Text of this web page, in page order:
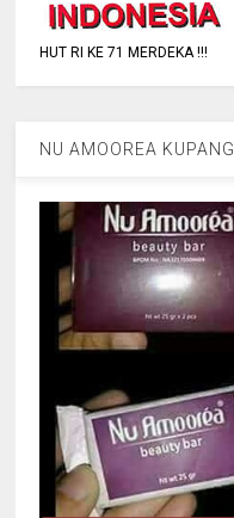
HUT RI KE 71 MERDEKA !!!
NU AMOOREA KUPANG